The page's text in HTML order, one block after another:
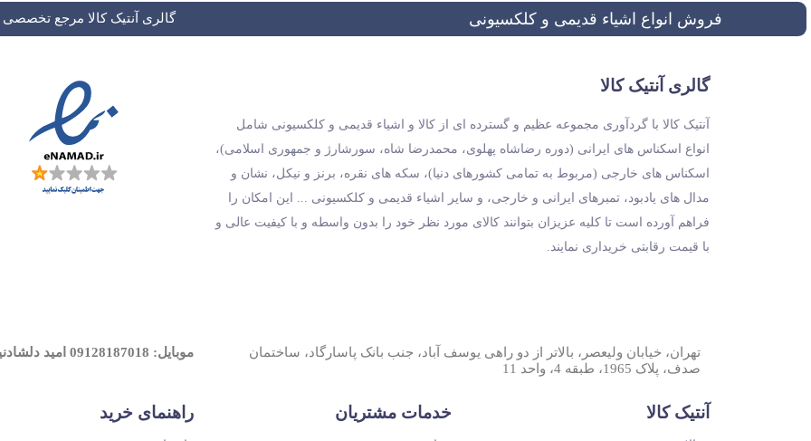
فروش انواع اشیاء قدیمی و کلکسیونی گالری آنتیک کالا مرجع تخصصی
گالری آنتیک کالا
آنتیک کالا با گردآوری مجموعه عظیم و گسترده ای از کالا و اشیاء قدیمی و کلکسیونی شامل
انواع اسکناس های ایرانی (دوره رضاشاه پهلوی، محمدرضا شاه، سورشارژ و جمهوری اسلامی)،
اسکناس های خارجی (مربوط به تمامی کشورهای دنیا)، سکه های نقره، برنز و نیکل، نشان و
مدال های یادبود، تمبرهای ایرانی و خارجی، و سایر اشیاء قدیمی و کلکسیونی ... این امکان را
فراهم آورده است تا کلیه عزیزان بتوانند کالای مورد نظر خود را بدون واسطه و با کیفیت عالی و
با قیمت رقابتی خریداری نمایند.
تهران، خیابان ولیعصر، بالاتر از دو راهی یوسف آباد، جنب بانک پاسارگاد، ساختمان
صدف، پلاک 1965، طبقه 4، واحد 11
موبایل: 09128187018 امید دلشادنیک
آنتیک کالا خدمات مشتریان راهنمای خرید